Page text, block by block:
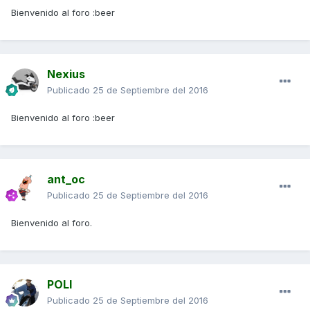
Bienvenido al foro :beer
Nexius
Publicado 25 de Septiembre del 2016
Bienvenido al foro :beer
ant_oc
Publicado 25 de Septiembre del 2016
Bienvenido al foro.
POLI
Publicado 25 de Septiembre del 2016